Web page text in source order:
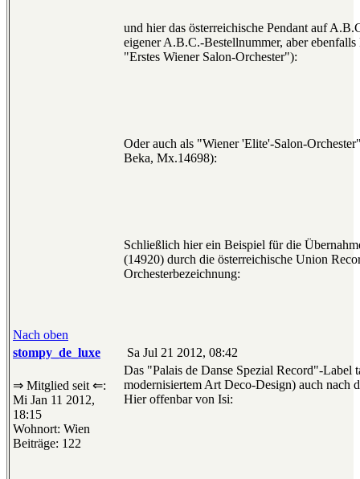
und hier das österreichische Pendant auf
eigener A.B.C.-Bestellnummer, aber
"Erstes Wiener Salon-Orchester"):
Oder auch als "Wiener 'Elite'-Salon-
Beka, Mx.14698):
Schließlich hier ein Beispiel für die
(14920) durch die österreichische Union
Orchesterbezeichnung:
Nach oben
stompy_de_luxe
Sa Jul 21 2012, 08:42
⇒ Mitglied seit ⇐:
Mi Jan 11 2012,
18:15
Wohnort: Wien
Beiträge: 122
Das "Palais de Danse Spezial Record"-Label
modernisiertem Art Deco-Design) auch nach
Hier offenbar von Isi: